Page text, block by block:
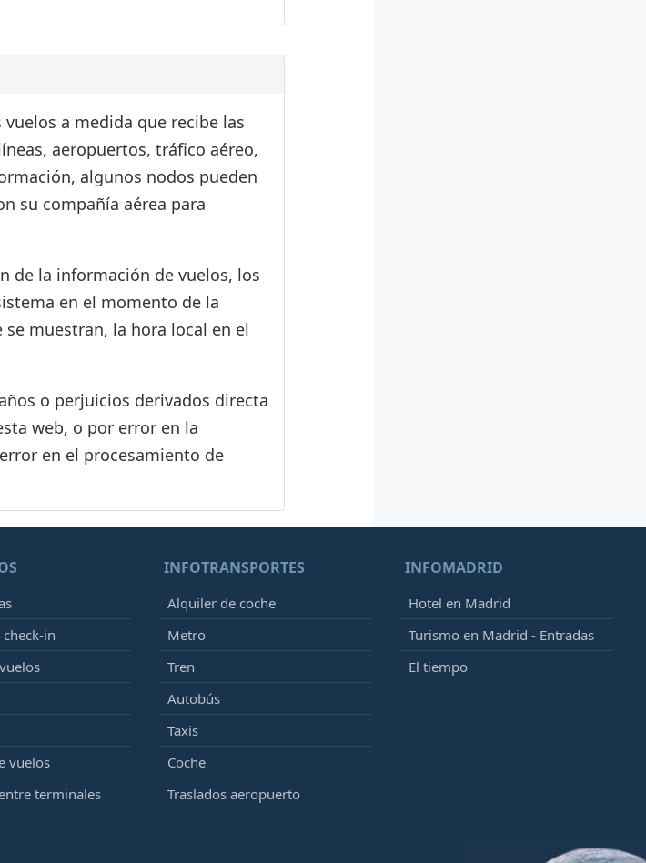
a medida que recibe las
aeropuertos, tráfico aéreo,
algunos nodos pueden
su compañía aérea para
de la información de vuelos, los
en el momento de la
muestran, la hora local en el
o perjuicios derivados directa
web, o por error en la
en el procesamiento de
in
vuelos
terminales
INFOTRANSPORTES
Alquiler de coche
Metro
Tren
Autobús
Taxis
Coche
Traslados aeropuerto
INFOMADRID
Hotel en Madrid
Turismo en Madrid - Entradas
El tiempo